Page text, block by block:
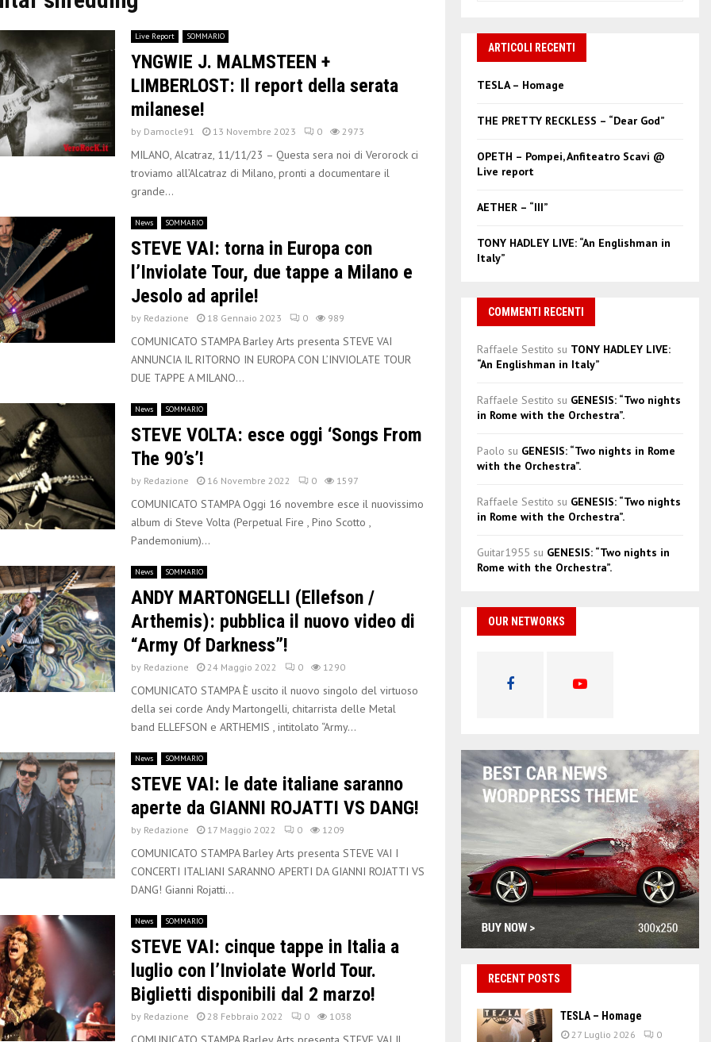
Live Report SOMMARIO
YNGWIE J. MALMSTEEN +
LIMBERLOST: Il report della serata
milanese!
by Damocle91 13 Novembre 2023 0 2973
MILANO, Alcatraz, 11/11/23 – Questa sera noi di Verorock ci
troviamo all’Alcatraz di Milano, pronti a documentare il
grande...
News SOMMARIO
STEVE VAI: torna in Europa con
l’Inviolate Tour, due tappe a Milano e
Jesolo ad aprile!
by Redazione 18 Gennaio 2023 0 989
COMUNICATO STAMPA Barley Arts presenta STEVE VAI
ANNUNCIA IL RITORNO IN EUROPA CON L’INVIOLATE TOUR
DUE TAPPE A MILANO...
News SOMMARIO
STEVE VOLTA: esce oggi ‘Songs From
The 90’s’!
by Redazione 16 Novembre 2022 0 1597
COMUNICATO STAMPA Oggi 16 novembre esce il nuovissimo
album di Steve Volta (Perpetual Fire , Pino Scotto ,
Pandemonium)...
News SOMMARIO
ANDY MARTONGELLI (Ellefson /
Arthemis): pubblica il nuovo video di
“Army Of Darkness”!
by Redazione 24 Maggio 2022 0 1290
COMUNICATO STAMPA È uscito il nuovo singolo del virtuoso
della sei corde Andy Martongelli, chitarrista delle Metal
band ELLEFSON e ARTHEMIS , intitolato “Army...
News SOMMARIO
STEVE VAI: le date italiane saranno
aperte da GIANNI ROJATTI VS DANG!
by Redazione 17 Maggio 2022 0 1209
COMUNICATO STAMPA Barley Arts presenta STEVE VAI I
CONCERTI ITALIANI SARANNO APERTI DA GIANNI ROJATTI VS
DANG! Gianni Rojatti...
News SOMMARIO
STEVE VAI: cinque tappe in Italia a
luglio con l’Inviolate World Tour.
Biglietti disponibili dal 2 marzo!
by Redazione 28 Febbraio 2022 0 1038
h
f
ARTICOLI RECENTI
TESLA – Homage
THE PRETTY RECKLESS – “Dear God”
OPETH – Pompei, Anfiteatro Scavi @
Live report
AETHER – “III”
TONY HADLEY LIVE: “An Englishman in
Italy”
COMMENTI RECENTI
Raffaele Sestito su TONY HADLEY LIVE:
“An Englishman in Italy”
Raffaele Sestito su GENESIS: “Two nights
in Rome with the Orchestra”.
Paolo su GENESIS: “Two nights in Rome
with the Orchestra”.
Raffaele Sestito su GENESIS: “Two nights
in Rome with the Orchestra”.
Guitar1955 su GENESIS: “Two nights in
Rome with the Orchestra”.
OUR NETWORKS
RECENT POSTS
TESLA – Homage
27 Luglio 2026 0